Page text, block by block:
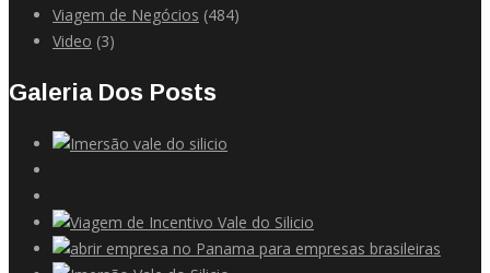
Viagem de Negócios (484)
Video (3)
Galeria Dos Posts